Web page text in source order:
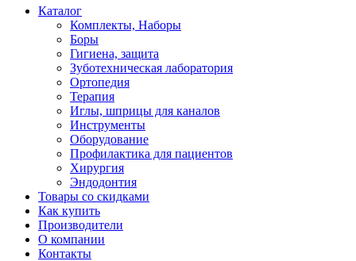
Каталог
Комплекты, Наборы
Боры
Гигиена, защита
Зуботехническая лаборатория
Ортопедия
Терапия
Иглы, шприцы для каналов
Инструменты
Оборудование
Профилактика для пациентов
Хирургия
Эндодонтия
Товары со скидками
Как купить
Производители
О компании
Контакты